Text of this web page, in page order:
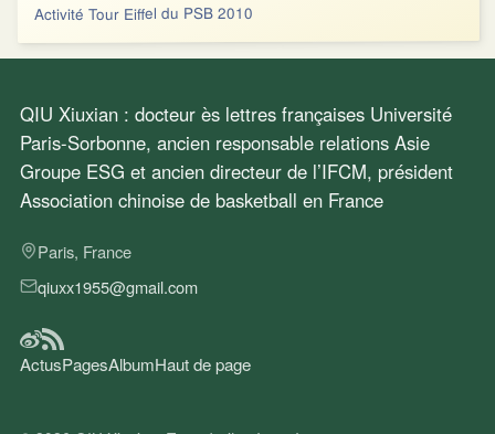
Activité Tour Eiffel du PSB 2010
QIU Xiuxian : docteur ès lettres françaises Université
Paris-Sorbonne, ancien responsable relations Asie
Groupe ESG et ancien directeur de l’IFCM, président
Association chinoise de basketball en France
Paris, France
qiuxx1955@gmail.com
ActusPagesAlbumHaut de page